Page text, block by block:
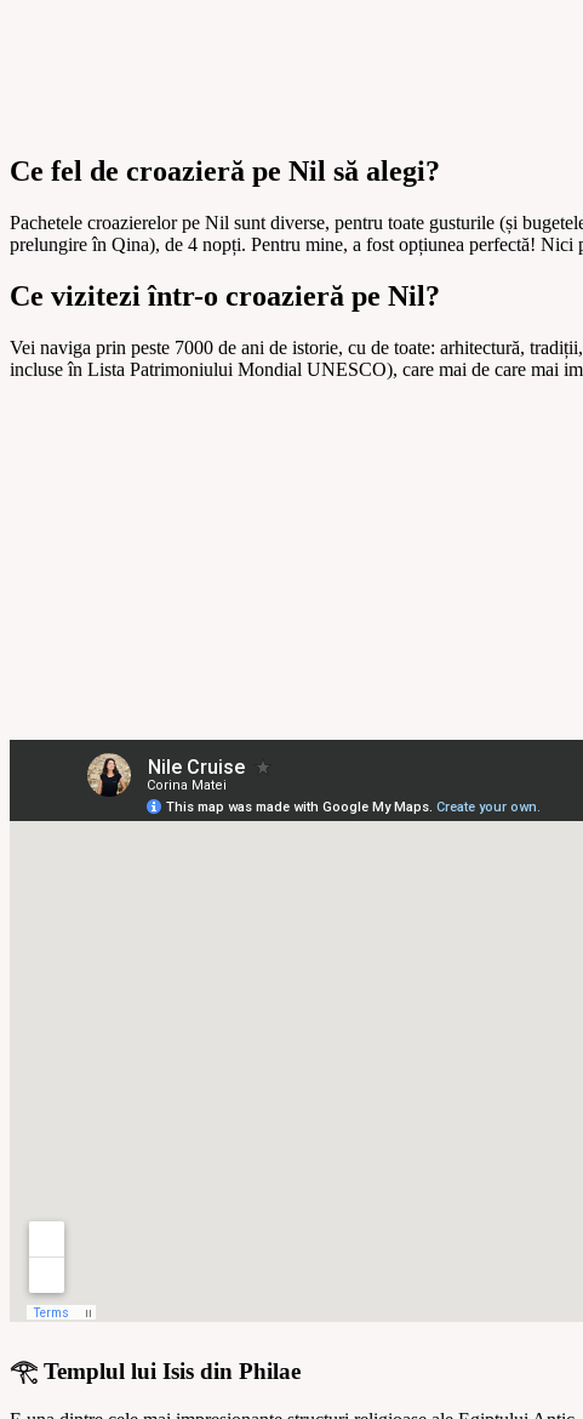
Ce fel de croazieră pe Nil să alegi?
Pachetele croazierelor pe Nil sunt diverse, pentru toate gusturile (și
prelungire în Qina), de 4 nopți. Pentru mine, a fost opțiunea perfectă! Nici
Ce vizitezi într-o croazieră pe Nil?
Vei naviga prin peste 7000 de ani de istorie, cu de toate: arhitectură,
incluse în Lista Patrimoniului Mondial UNESCO), care mai de care mai
𓂀 Templul lui Isis din Philae